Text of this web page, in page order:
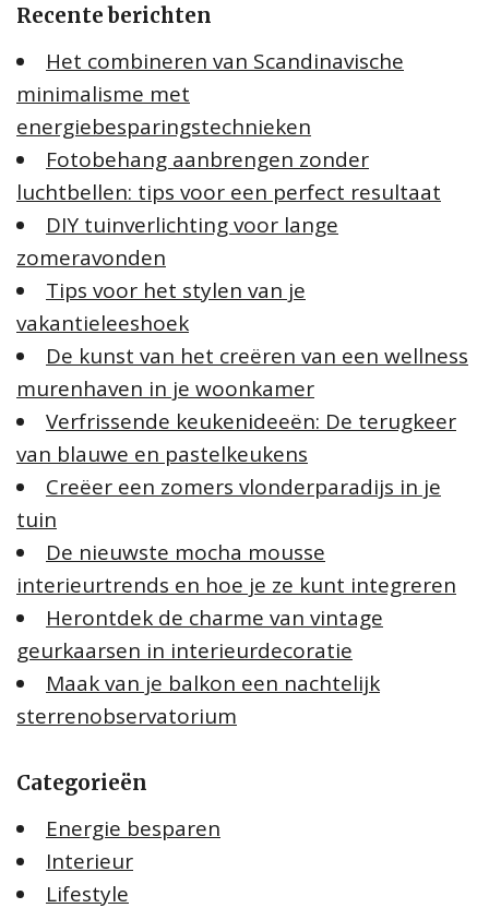
n
a
a
r
:
Recente berichten
Het combineren van Scandinavische
minimalisme met
energiebesparingstechnieken
Fotobehang aanbrengen zonder
luchtbellen: tips voor een perfect resultaat
DIY tuinverlichting voor lange
zomeravonden
Tips voor het stylen van je
vakantieleeshoek
De kunst van het creëren van een wellness
murenhaven in je woonkamer
Verfrissende keukenideeën: De terugkeer
van blauwe en pastelkeukens
Creëer een zomers vlonderparadijs in je
tuin
De nieuwste mocha mousse
interieurtrends en hoe je ze kunt integreren
Herontdek de charme van vintage
geurkaarsen in interieurdecoratie
Maak van je balkon een nachtelijk
sterrenobservatorium
Categorieën
Energie besparen
Interieur
Lifestyle